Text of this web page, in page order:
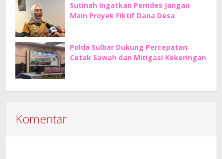
Sutinah Ingatkan Pemdes Jangan
Main Proyek Fiktif Dana Desa
Polda Sulbar Dukung Percepatan
Cetak Sawah dan Mitigasi Kekeringan
Komentar